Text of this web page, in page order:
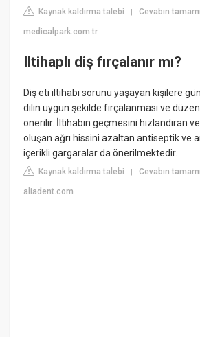
Kaynak kaldırma talebi |Cevabın
medicalpark.com.tr
Iltihaplı diş fırçalanır mı?
Diş eti iltihabı sorunu yaşayan kişilere
dilin uygun şekilde fırçalanması ve
önerilir. İltihabın geçmesini hızlandıran
oluşan ağrı hissini azaltan antiseptik ve
içerikli gargaralar da önerilmektedir.
Kaynak kaldırma talebi |Cevabın
aliadent.com